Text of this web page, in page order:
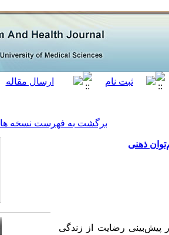
برگشت به فهرست نسخه ها
ذهنی
رضایت از زندگی